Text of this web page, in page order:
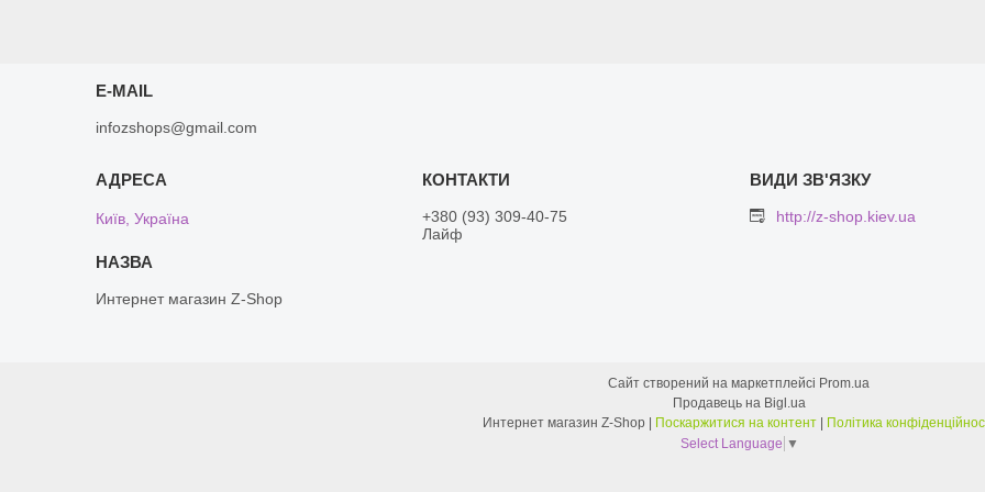
E-MAIL
infozshops@gmail.com
Київ, Україна
Интернет магазин Z-Shop
+380 (93) 309-40-75
Лайф
http://z-shop.kiev.ua
Сайт створений на маркетплейсі Prom.ua
Продавець на Bigl.ua
Поскаржитися на контент
Політика
Select Language ▼